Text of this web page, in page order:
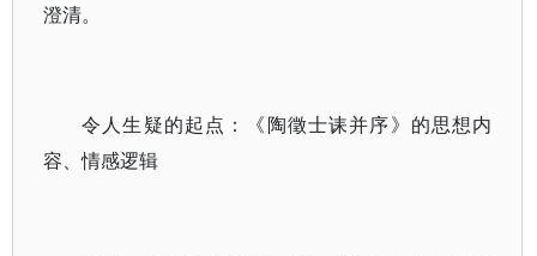
澄清。
令人生疑的起点：《陶徵士诔并序》的思想内
容、情感逻辑